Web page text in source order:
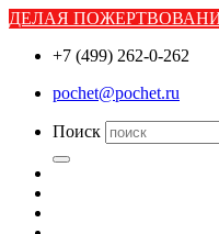
ДЕЛАЯ
+7 (499) 262-0-262
pochet@pochet.ru
Поиск